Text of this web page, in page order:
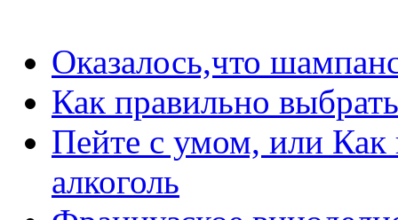
Оказалось,что
Как правильно
Пейте с умом, или Как
алкоголь